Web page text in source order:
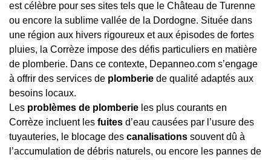
est célèbre pour ses sites tels que le Château de Turenne
ou encore la sublime vallée de la Dordogne. Située dans
une région aux hivers rigoureux et aux épisodes de fortes
pluies, la Corrèze impose des défis particuliers en matière
de plomberie. Dans ce contexte, Depanneo.com s’engage
à offrir des services de plomberie de qualité adaptés aux
besoins locaux.
Les problèmes de plomberie les plus courants en
Corrèze incluent les fuites d’eau causées par l’usure des
tuyauteries, le blocage des canalisations souvent dû à
l’accumulation de débris naturels, ou encore les pannes de